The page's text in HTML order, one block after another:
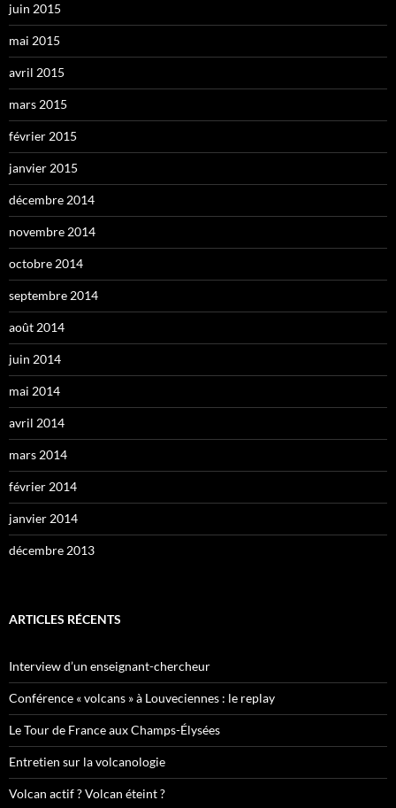
juin 2015
mai 2015
avril 2015
mars 2015
février 2015
janvier 2015
décembre 2014
novembre 2014
octobre 2014
septembre 2014
août 2014
juin 2014
mai 2014
avril 2014
mars 2014
février 2014
janvier 2014
décembre 2013
ARTICLES RÉCENTS
Interview d’un enseignant-chercheur
Conférence « volcans » à Louveciennes : le replay
Le Tour de France aux Champs-Élysées
Entretien sur la volcanologie
Volcan actif ? Volcan éteint ?